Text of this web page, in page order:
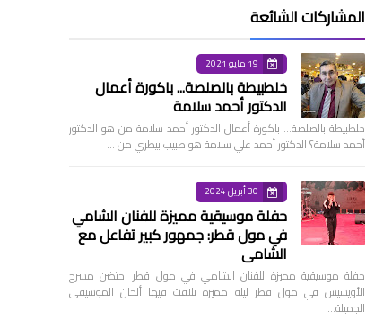
المشاركات الشائعة
19 مايو 2021
خلطبيطة بالصلصة... باكورة أعمال
الدكتور أحمد سلامة
خلطبيطة بالصلصة… باكورة أعمال الدكتور أحمد سلامة من هو الدكتور
أحمد سلامة؟ الدكتور أحمد علي سلامة هو طبيب بيطري من …
30 أبريل 2024
حفلة موسيقية مميزة للفنان الشامي
في مول قطر: جمهور كبير تفاعل مع
الشامي
حفلة موسيقية مميزة للفنان الشامي في مول قطر احتضن مسرح
الأويسيس في مول قطر ليلة مميزة تلاقت فيها ألحان الموسيقى
الجميلة…